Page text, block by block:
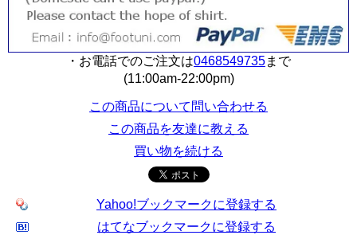
・お電話でのご注文は0468549735まで
(11:00am-22:00pm)
この商品について問い合わせる
この商品を友達に教える
買い物を続ける
Yahoo!ブックマークに登録する
はてなブックマークに登録する